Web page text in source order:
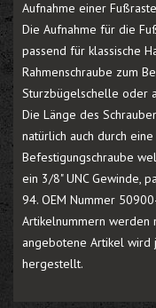
Aufnahme einer
Die Aufnahme für die
passend für klassische
Rahmenschraube zum
Sturzbügelschelle oder
Die Länge des
natürlich auch durch
Befestigungschraube
ein 3/8" UNC Gewinde,
94. OEM Nummer
Artikelnummern werden
angebotene Artikel wird
hergestellt.